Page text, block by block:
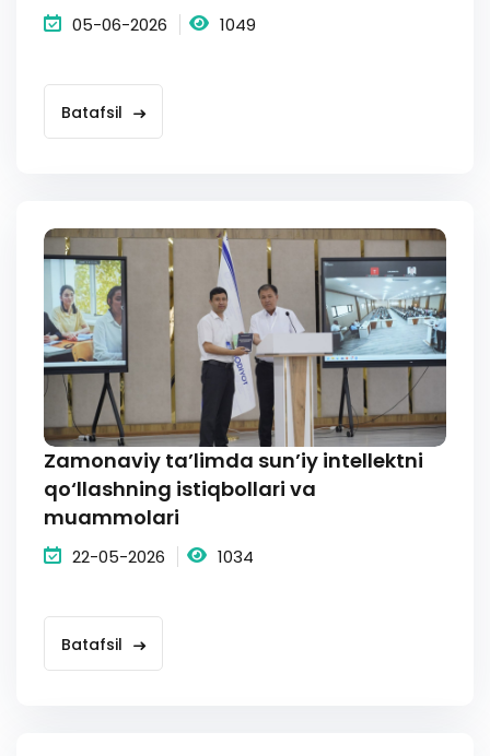
05-06-2026 1049
Batafsil
Zamonaviy ta’limda sun’iy intellektni
qo‘llashning istiqbollari va
muammolari
22-05-2026 1034
Batafsil